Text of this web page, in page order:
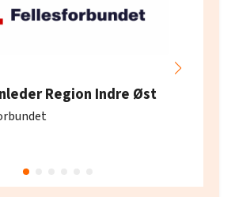
Region Indre Øst